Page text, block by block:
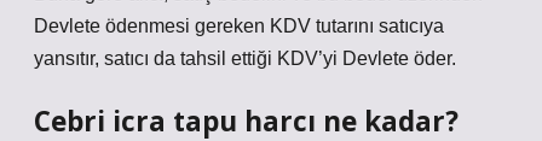
Devlete ödenmesi gereken KDV tutarını satıcıya
yansıtır, satıcı da tahsil ettiği KDV’yi Devlete öder.
Cebri icra tapu harcı ne kadar?